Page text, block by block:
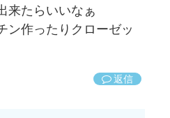
来たらいいなぁ
ン作ったりクローゼッ
返信